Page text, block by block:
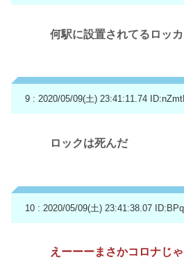
何駅に設置されてるロッカ
9 : 2020/05/09(土) 23:41:11.74
ロックは死んだ
10 : 2020/05/09(土) 23:41:38.07
えーーーまさかコロナじ